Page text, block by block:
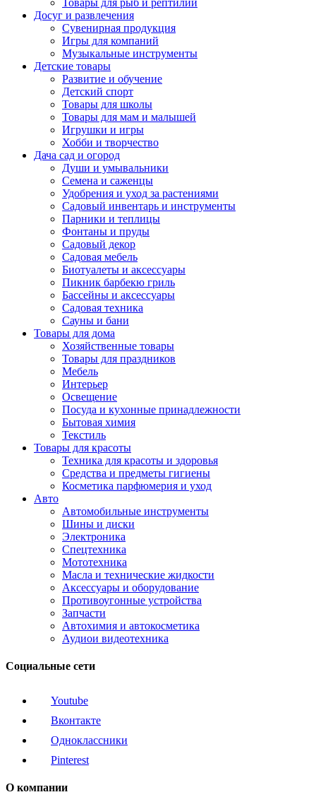
Досуг и развлечения
Сувенирная продукция
Игры для компаний
Музыкальные инструменты
Детские товары
Развитие и обучение
Детский спорт
Товары для школы
Товары для мам и малышей
Игрушки и игры
Хобби и творчество
Дача сад и огород
Души и умывальники
Семена и саженцы
Удобрения и уход за растениями
Садовый инвентарь и инструменты
Парники и теплицы
Фонтаны и пруды
Садовый декор
Садовая мебель
Биотуалеты и аксессуары
Пикник барбекю гриль
Бассейны и аксессуары
Садовая техника
Сауны и бани
Товары для дома
Хозяйственные товары
Товары для праздников
Мебель
Интерьер
Освещение
Посуда и кухонные принадлежности
Бытовая химия
Текстиль
Товары для красоты
Техника для красоты и здоровья
Средства и предметы гигиены
Косметика парфюмерия и уход
Авто
Автомобильные инструменты
Шины и диски
Электроника
Спецтехника
Мототехника
Масла и технические жидкости
Аксессуары и оборудование
Противоугонные устройства
Запчасти
Автохимия и автокосметика
Аудиои видеотехника
Социальные сети
Youtube
Вконтакте
Одноклассники
Pinterest
О компании